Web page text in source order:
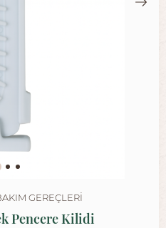
GEREÇLERI
Pencere Kilidi